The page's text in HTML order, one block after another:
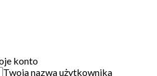
konto
Twoja nazwa użytkownika